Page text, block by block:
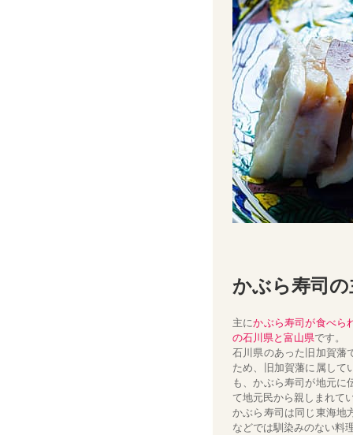
かぶら寿司
主にかぶら寿司が食べら
の石川県と富山県です。
石川県のあった旧加賀藩
ため、旧加賀藩に属して
も、かぶら寿司が地元に
て地元民から親しまれて
かぶら寿司は同じ東海地
などでは馴染みのない料